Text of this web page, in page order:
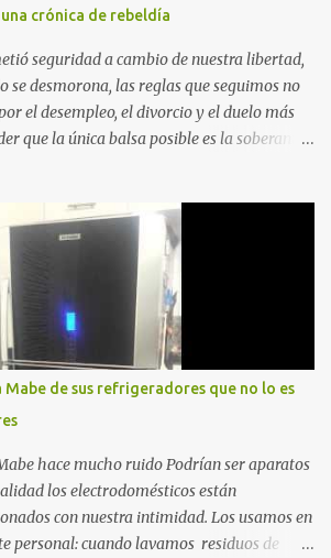
crónica de rebeldía
seguridad a cambio de nuestra libertad,
se desmorona, las reglas que seguimos no
el desempleo, el divorcio y el duelo más
que la única balsa posible es la soberanía
del mundo, es aprender a caminar en él sin
de otros 1. La Caída: Al Filo del
del quiebre. En Al Filo del Precipicio, relato
víctima, sino como alguien que descubrió
lugar donde la verdad no se puede ocultar.
de cómo reconstruir la identidad cuando
etiquetas sociales te abandonan. Es la
de mi regreso al mundo. Adquirir en
Asilvestrarse: La úni...
de sus refrigeradores que no lo es
hace mucho ruido Podrían ser aparatos
los electrodomésticos están
con nuestra intimidad. Los usamos en
personal: cuando lavamos residuos de